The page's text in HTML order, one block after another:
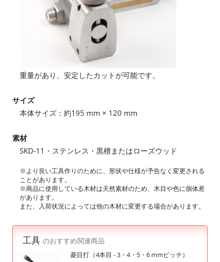
重量があり、安定したカットが可能です。
サイズ
本体サイズ：約195 mm × 120 mm
素材
SKD-11・ステンレス・黒檀またはローズウッド
※より良い工具作りのために、形状や仕様が予告なく変更される
ことがあります。
※商品に使用している木材は天然素材のため、木目や色に個体差
があります。
また、入荷状況によっては他の木材に変更する場合があります。
工具 のおすすめ関連商品
菱目打（4本目 - 3・4・5・6 mmピッチ）